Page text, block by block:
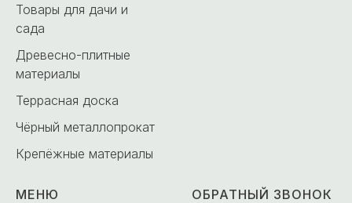
Товары для дачи и
сада
Древесно-плитные
материалы
Террасная доска
Чёрный металлопрокат
Крепёжные материалы
МЕНЮ
ОБРАТНЫЙ ЗВОНОК